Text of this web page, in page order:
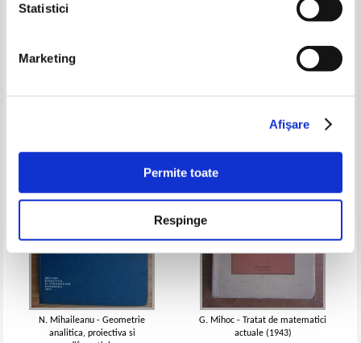
Statistici
Marketing
Afişare
Permite toate
Respinge
clasa a VI-a (2 volume)
Adaugă în coș
Badin Valeriu, Radu Despa - Curs
de matematici pentru
Adaugă în coș
N. Mihaileanu - Geometrie
analitica, proiectiva si
G. Mihoc - Tratat de matematici
actuale (1943)